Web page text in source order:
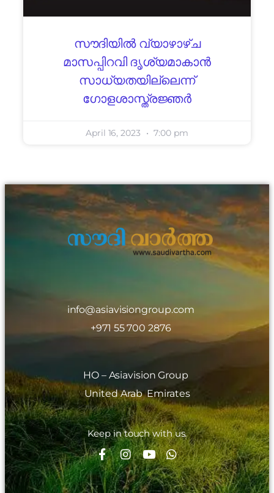
സൗദിയിൽ വ്യാഴാഴ്ച
മാസപ്പിറവി ദൃശ്യമാകാൻ
സാധ്യതയില്ലെന്ന്
ഗോളശാസ്ത്രജ്ഞർ
April 16, 2023 7:00 pm
info@asiavisiongroup.com
+971 55 700 2876
HO – Asiavision Group
United Arab Emirates
Keep in touch with us.